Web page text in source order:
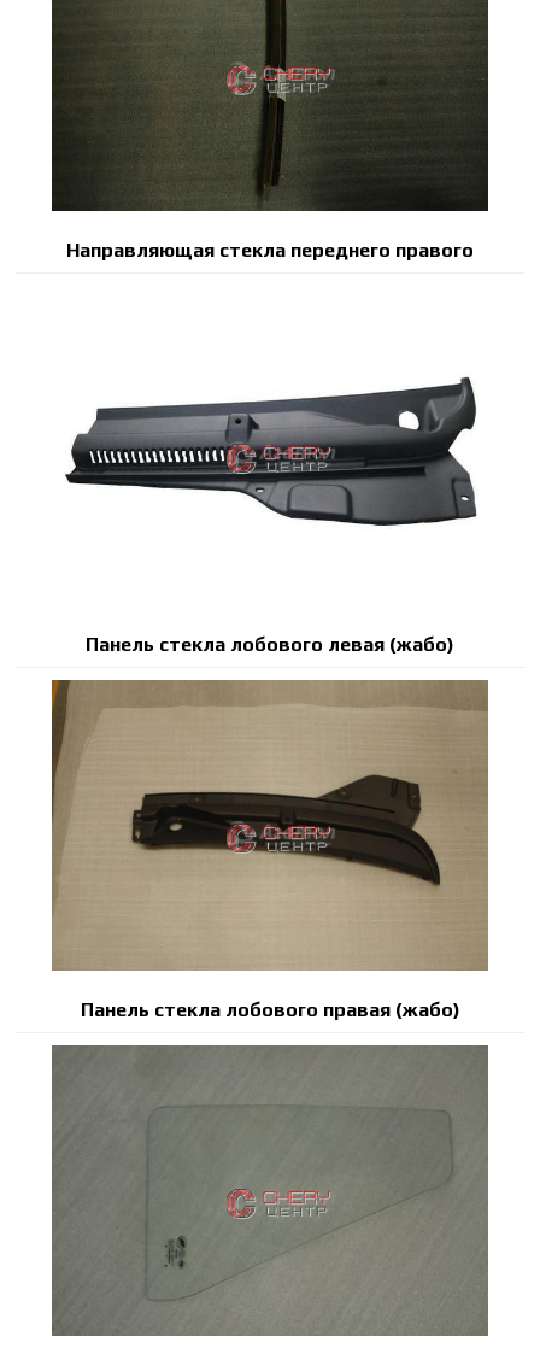
Направляющая стекла переднего правого
Панель стекла лобового левая (жабо)
Панель стекла лобового правая (жабо)